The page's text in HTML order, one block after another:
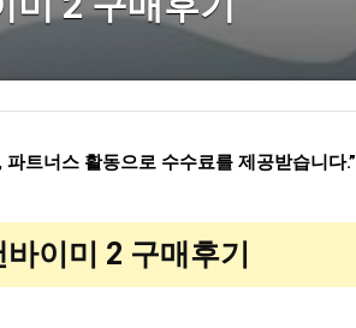
, 파트너스 활동으로 수수료를 제공받습니다.”
이미 2 구매후기